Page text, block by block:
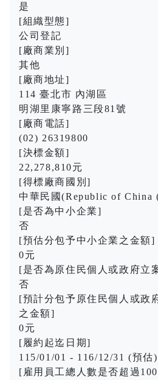
是
[組織型態]
公司登記
[廠商業別]
其他
[廠商地址]
114 臺北市 內湖區
明湖里康寧路三段81號
[廠商電話]
(02) 26319800
[決標金額]
22,278,810元
[得標廠商國別]
中華民國(Republic of China
[是否為中小企業]
否
[預估分包予中小企業之金額]
0元
[是否為原住民個人或政府立
否
[預計分包予原住民個人或政
之金額]
0元
[履約起迄日期]
115/01/01 - 116/12/31 (預估)
[雇用員工總人數是否超過